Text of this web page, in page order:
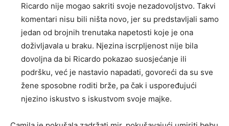
Ricardo nije mogao sakriti svoje nezadovoljstvo. Takvi
komentari nisu bili ništa novo, jer su predstavljali samo
jedan od brojnih trenutaka napetosti koje je ona
doživljavala u braku. Njezina iscrpljenost nije bila
dovoljna da bi Ricardo pokazao suosjećanje ili
podršku, već je nastavio napadati, govoreći da su sve
žene sposobne roditi brže, pa čak i uspoređujući
njezino iskustvo s iskustvom svoje majke.